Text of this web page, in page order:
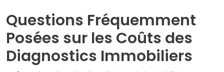
Questions Fréquemment
Posées sur les Coûts des
Diagnostics Immobiliers